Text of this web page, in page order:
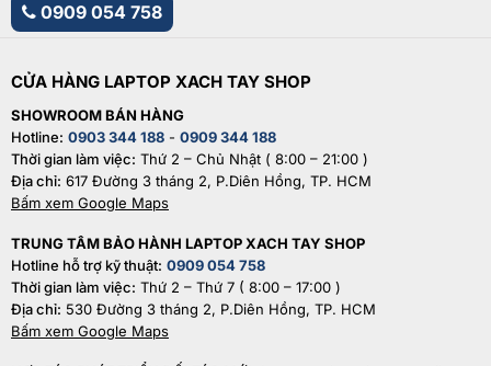
0909 054 758
CỬA HÀNG LAPTOP XACH TAY SHOP
SHOWROOM BÁN HÀNG
Hotline: 0903 344 188 - 0909 344 188
Thời gian làm việc: Thứ 2 – Chủ Nhật ( 8:00 – 21:00 )
Địa chỉ: 617 Đường 3 tháng 2, P.Diên Hồng, TP. HCM
Bấm xem Google Maps
TRUNG TÂM BẢO HÀNH LAPTOP XACH TAY SHOP
Hotline hỗ trợ kỹ thuật: 0909 054 758
Thời gian làm việc: Thứ 2 – Thứ 7 ( 8:00 – 17:00 )
Địa chỉ: 530 Đường 3 tháng 2, P.Diên Hồng, TP. HCM
Bấm xem Google Maps